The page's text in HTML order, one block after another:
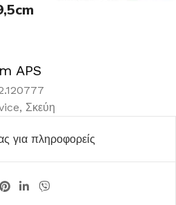
APS
, Σκεύη
για πληροφορείς